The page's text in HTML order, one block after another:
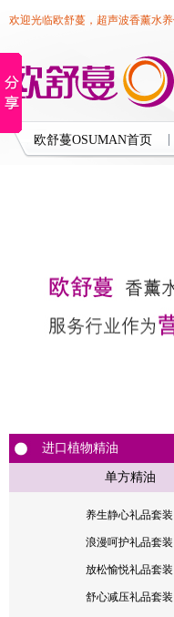
欢迎光临欧舒蔓，超声波香薰水
欧舒蔓OSUMAN首页
进口植物精油
单方精油
养生静心礼品套装
浪漫呵护礼品套装
放松愉悦礼品套装
舒心减压礼品套装